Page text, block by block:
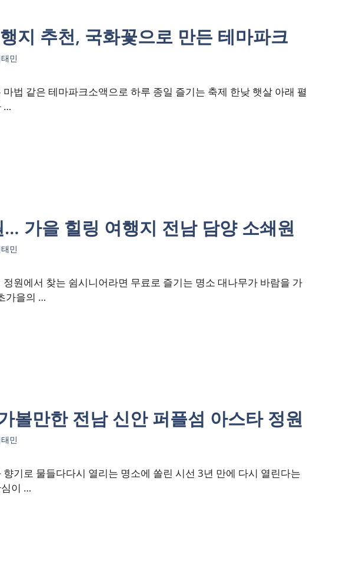
지 추천, 국화꽃으로 만든 테마파크
민
법 같은 테마파크소액으로 하루 종일 즐기는 축제 한낮 햇살 아래 펼
…
가을 힐링 여행지 전남 담양 소쇄원
민
원에서 찾는 쉼시니어라면 무료로 즐기는 명소 대나무가 바람을 가
가을의 …
볼만한 전남 신안 퍼플섬 아스타 정원
민
기로 물들다다시 열리는 명소에 쏠린 시선 3년 만에 다시 열린다는
이 …